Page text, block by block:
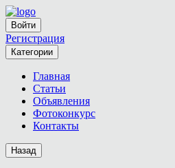
Войти
Регистрация
Категории
Главная
Статьи
Объявления
Фотоконкурс
Контакты
Назад